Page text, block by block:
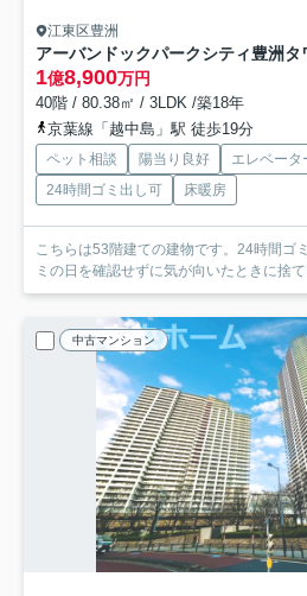
江東区豊洲
アーバンドックパークシティ豊洲タ
1億8,900万円
40階 / 80.38㎡ / 3LDK /築18年
京葉線「越中島」駅 徒歩19分
ペット相談 陽当り良好 エレベータ
24時間ゴミ出し可
床暖房
こちらは53階建ての建物です。24時間ゴ
ミの日を確認せずに気が向いたときに捨
中古マンション